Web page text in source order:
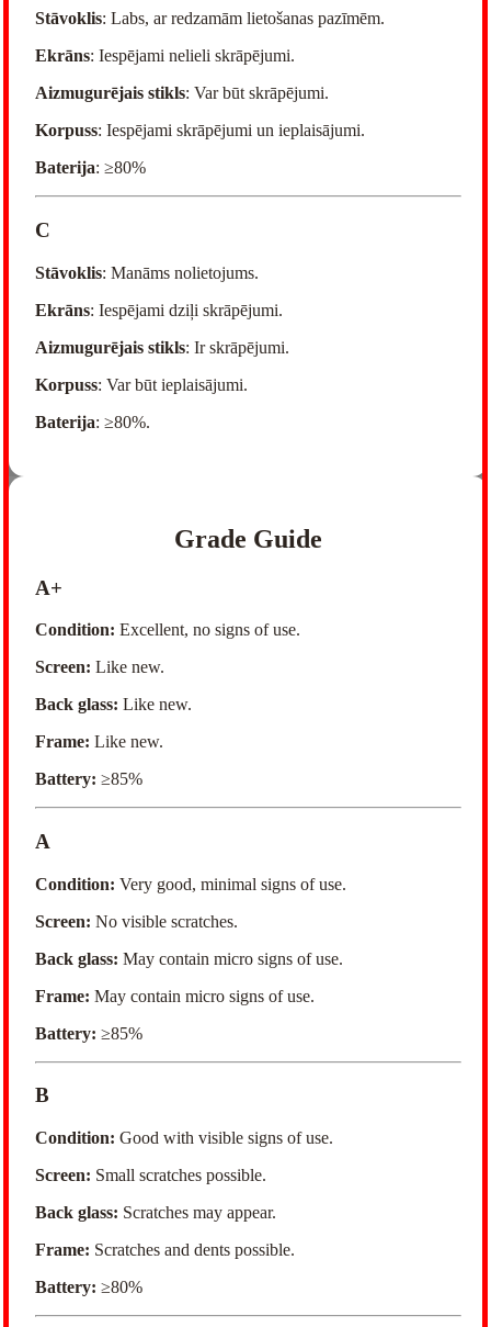
Stāvoklis: Labs, ar redzamām lietošanas pazīmēm.
Ekrāns: Iespējami nelieli skrāpējumi.
Aizmugurējais stikls: Var būt skrāpējumi.
Korpuss: Iespējami skrāpējumi un ieplaisājumi.
Baterija: ≥80%
C
Stāvoklis: Manāms nolietojums.
Ekrāns: Iespējami dziļi skrāpējumi.
Aizmugurējais stikls: Ir skrāpējumi.
Korpuss: Var būt ieplaisājumi.
Baterija: ≥80%.
Grade Guide
A+
Condition: Excellent, no signs of use.
Screen: Like new.
Back glass: Like new.
Frame: Like new.
Battery: ≥85%
A
Condition: Very good, minimal signs of use.
Screen: No visible scratches.
Back glass: May contain micro signs of use.
Frame: May contain micro signs of use.
Battery: ≥85%
B
Condition: Good with visible signs of use.
Screen: Small scratches possible.
Back glass: Scratches may appear.
Frame: Scratches and dents possible.
Battery: ≥80%